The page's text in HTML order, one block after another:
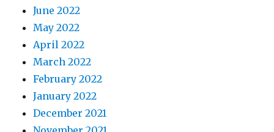
June 2022
May 2022
April 2022
March 2022
February 2022
January 2022
December 2021